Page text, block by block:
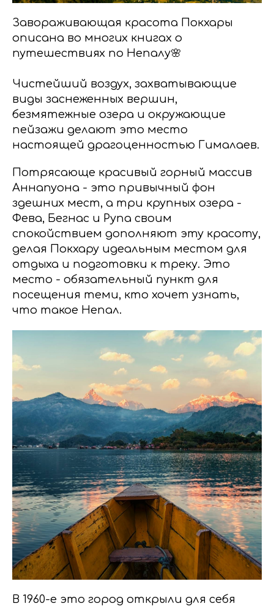
Завораживающая красота Покхары
описана во многих книгах о
путешествиях по Непалу🌸
Чистейший воздух, захватывающие
виды заснеженных вершин,
безмятежные озера и окружающие
пейзажи делают это место
настоящей драгоценностью Гималаев.
Потрясающе красивый горный массив
Аннапуона - это привычный фон
здешних мест, а три крупных озера -
Фева, Бегнас и Рупа своим
спокойствием дополняют эту красоту,
делая Покхару идеальным местом для
отдыха и подготовки к треку. Это
место - обязательный пункт для
посещения теми, кто хочет узнать,
что такое Непал.
B 1960-е это город открыли для себя